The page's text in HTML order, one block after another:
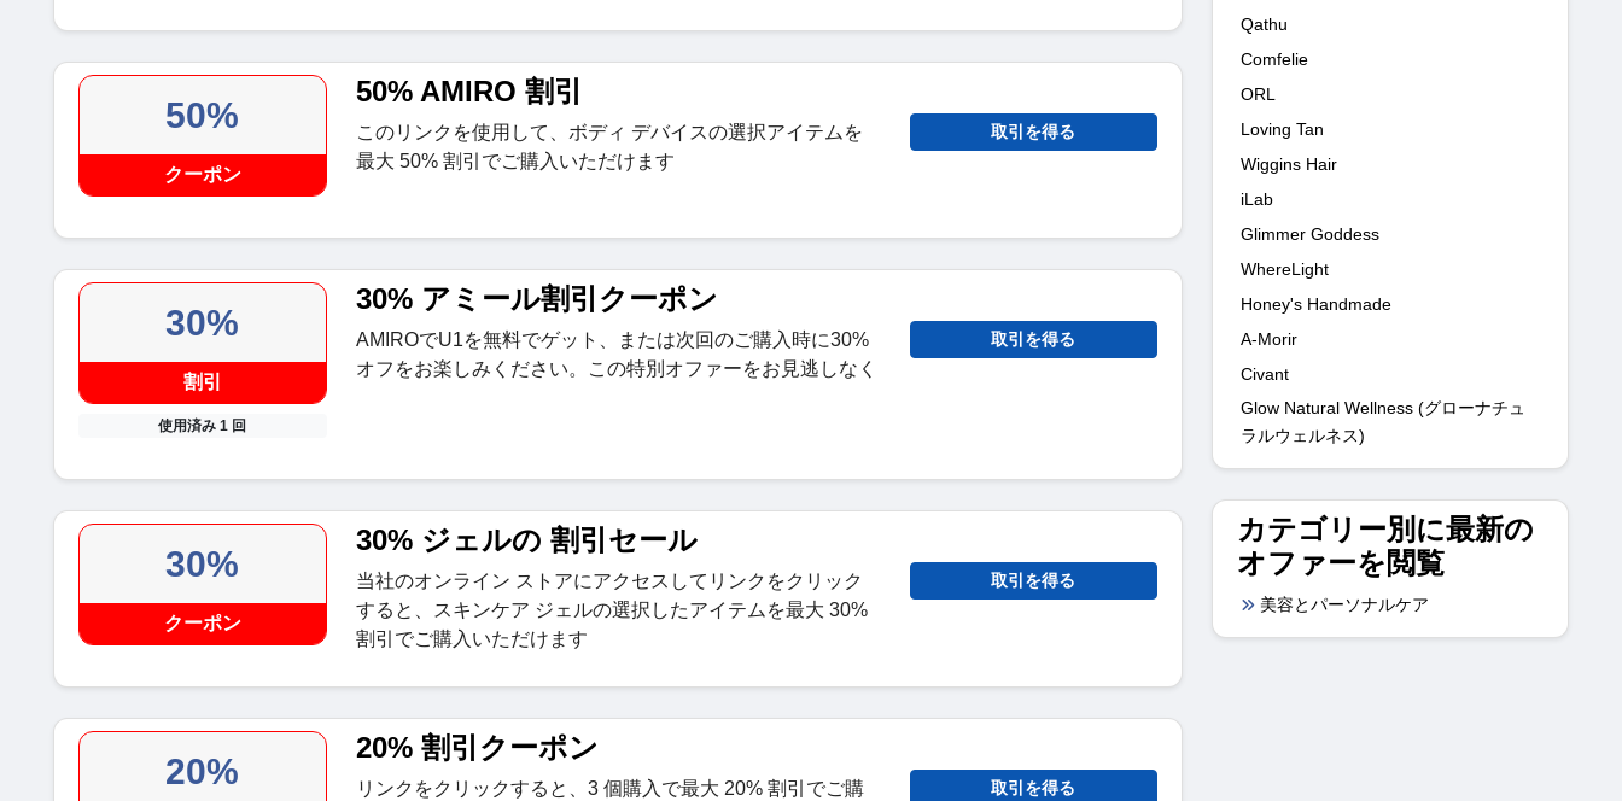
50%
クーポン
50% AMIRO 割引
このリンクを使用して、ボディ デバイスの選択アイテムを
最大 50% 割引でご購入いただけます
取引を得る
30%
割引
使用済み 1 回
30% アミール割引クーポン
AMIROでU1を無料でゲット、または次回のご購入時に30%
オフをお楽しみください。この特別オファーをお見逃しなく
取引を得る
30%
クーポン
30% ジェルの 割引セール
当社のオンライン ストアにアクセスしてリンクをクリック
すると、スキンケア ジェルの選択したアイテムを最大 30%
割引でご購入いただけます
取引を得る
20%
20% 割引クーポン
リンクをクリックすると、3 個購入で最大 20% 割引でご購
取引を得る
Qathu
Comfelie
ORL
Loving Tan
Wiggins Hair
iLab
Glimmer Goddess
WhereLight
Honey's Handmade
A-Morir
Civant
Glow Natural Wellness (グローナチュ
ラルウェルネス)
カテゴリー別に最新の
オファーを閲覧
美容とパーソナルケア